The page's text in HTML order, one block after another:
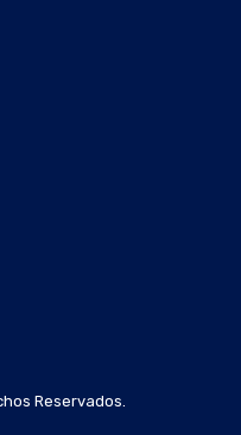
Reservados.